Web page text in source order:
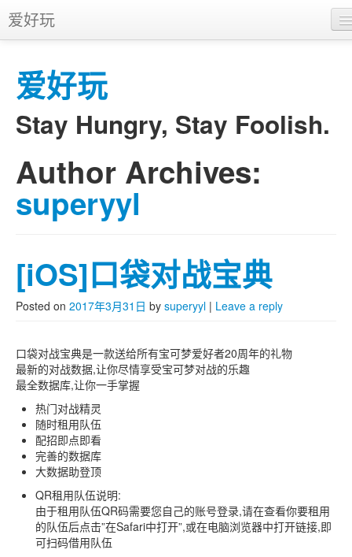
爱好玩
Stay Hungry, Stay Foolish.
Main menu
Skip to primary content
Skip to secondary content
爱好玩
APP
推广
Author Archives:
superyyl
[iOS]口袋对战宝典
Posted on 2017年3月31日 by superyyl | Leave a reply
口袋对战宝典是一款送给所有宝可梦爱好者20周年的礼物
最新的对战数据,让你尽情享受宝可梦对战的乐趣
最全数据库,让你一手掌握
热门对战精灵
随时租用队伍
配招即点即看
完善的数据库
大数据助登顶
QR租用队伍说明:
由于租用队伍QR码需要您自己的账号登录,请在查看你要租用
的队伍后点击”在Safari中打开”,或在电脑浏览器中打开链接,即
可扫码借用队伍